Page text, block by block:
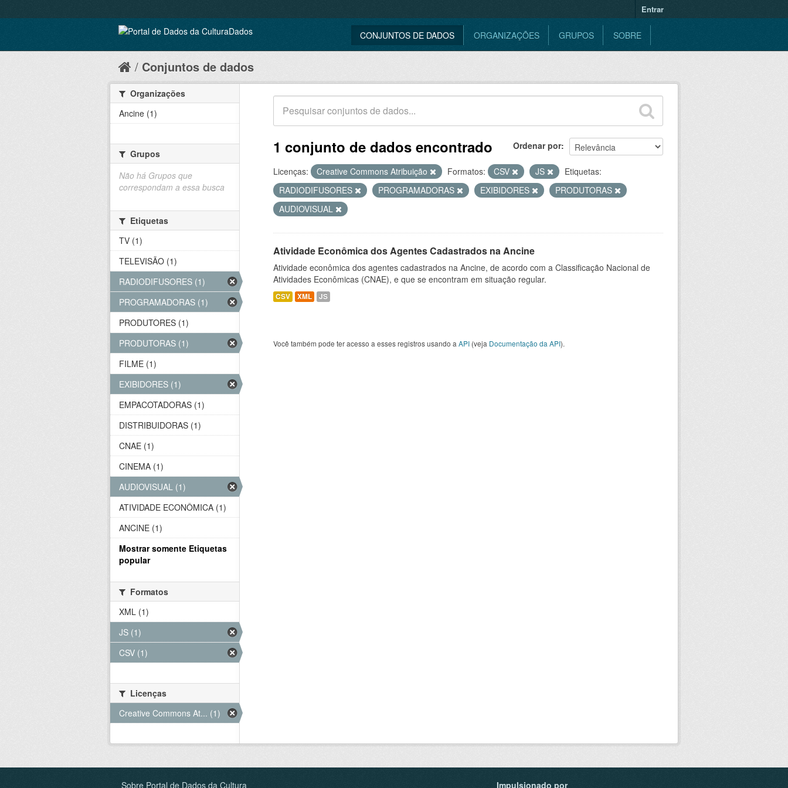
Entrar
CONJUNTOS DE DADOS ORGANIZAÇÕES GRUPOS SOBRE
Conjuntos de dados
Ordenar por
1 conjunto de dados encontrado
Licenças: Creative Commons Atribuição Formatos: CSV JS
Etiquetas:
RADIODIFUSORES
PROGRAMADORAS EXIBIDORES
PRODUTORAS
AUDIOVISUAL
Atividade Econômica dos Agentes Cadastrados na Ancine
Atividade econômica dos agentes cadastrados na Ancine, de acordo com a Classificação Nacional de
Atividades Econômicas (CNAE), e que se encontram em situação regular.
CSV XML JS
Você também pode ter acesso a esses registros usando a API (veja Documentação da API).
Organizações
Ancine (1)
Grupos
Não há Grupos que
correspondam a essa busca
Etiquetas
TV (1)
TELEVISÃO (1)
RADIODIFUSORES (1)
PROGRAMADORAS (1)
PRODUTORES (1)
PRODUTORAS (1)
FILME (1)
EXIBIDORES (1)
EMPACOTADORAS (1)
DISTRIBUIDORAS (1)
CNAE (1)
CINEMA (1)
AUDIOVISUAL (1)
ATIVIDADE ECONÔMICA (1)
ANCINE (1)
Mostrar somente Etiquetas
popular
Formatos
XML (1)
JS (1)
CSV (1)
Licenças
Creative Commons At... (1)
Sobre Portal de Dados da Cultura Impulsionado por